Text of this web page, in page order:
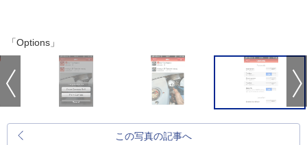
「Options」
この写真の記事へ